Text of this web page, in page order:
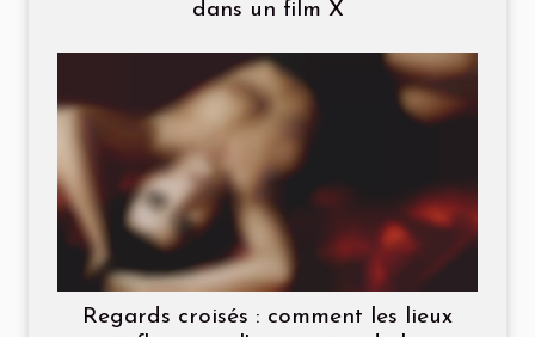
dans un film X
Regards croisés : comment les lieux